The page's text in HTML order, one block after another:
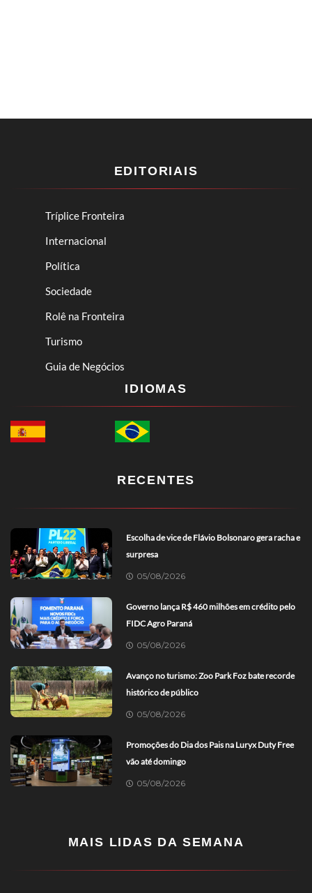
EDITORIAIS
Tríplice Fronteira
Internacional
Política
Sociedade
Rolê na Fronteira
Turismo
Guia de Negócios
IDIOMAS
RECENTES
Escolha de vice de Flávio Bolsonaro gera racha e
surpresa
05/08/2026
Governo lança R$ 460 milhões em crédito pelo
FIDC Agro Paraná
05/08/2026
Avanço no turismo: Zoo Park Foz bate recorde
histórico de público
05/08/2026
Promoções do Dia dos Pais na Luryx Duty Free
vão até domingo
05/08/2026
MAIS LIDAS DA SEMANA